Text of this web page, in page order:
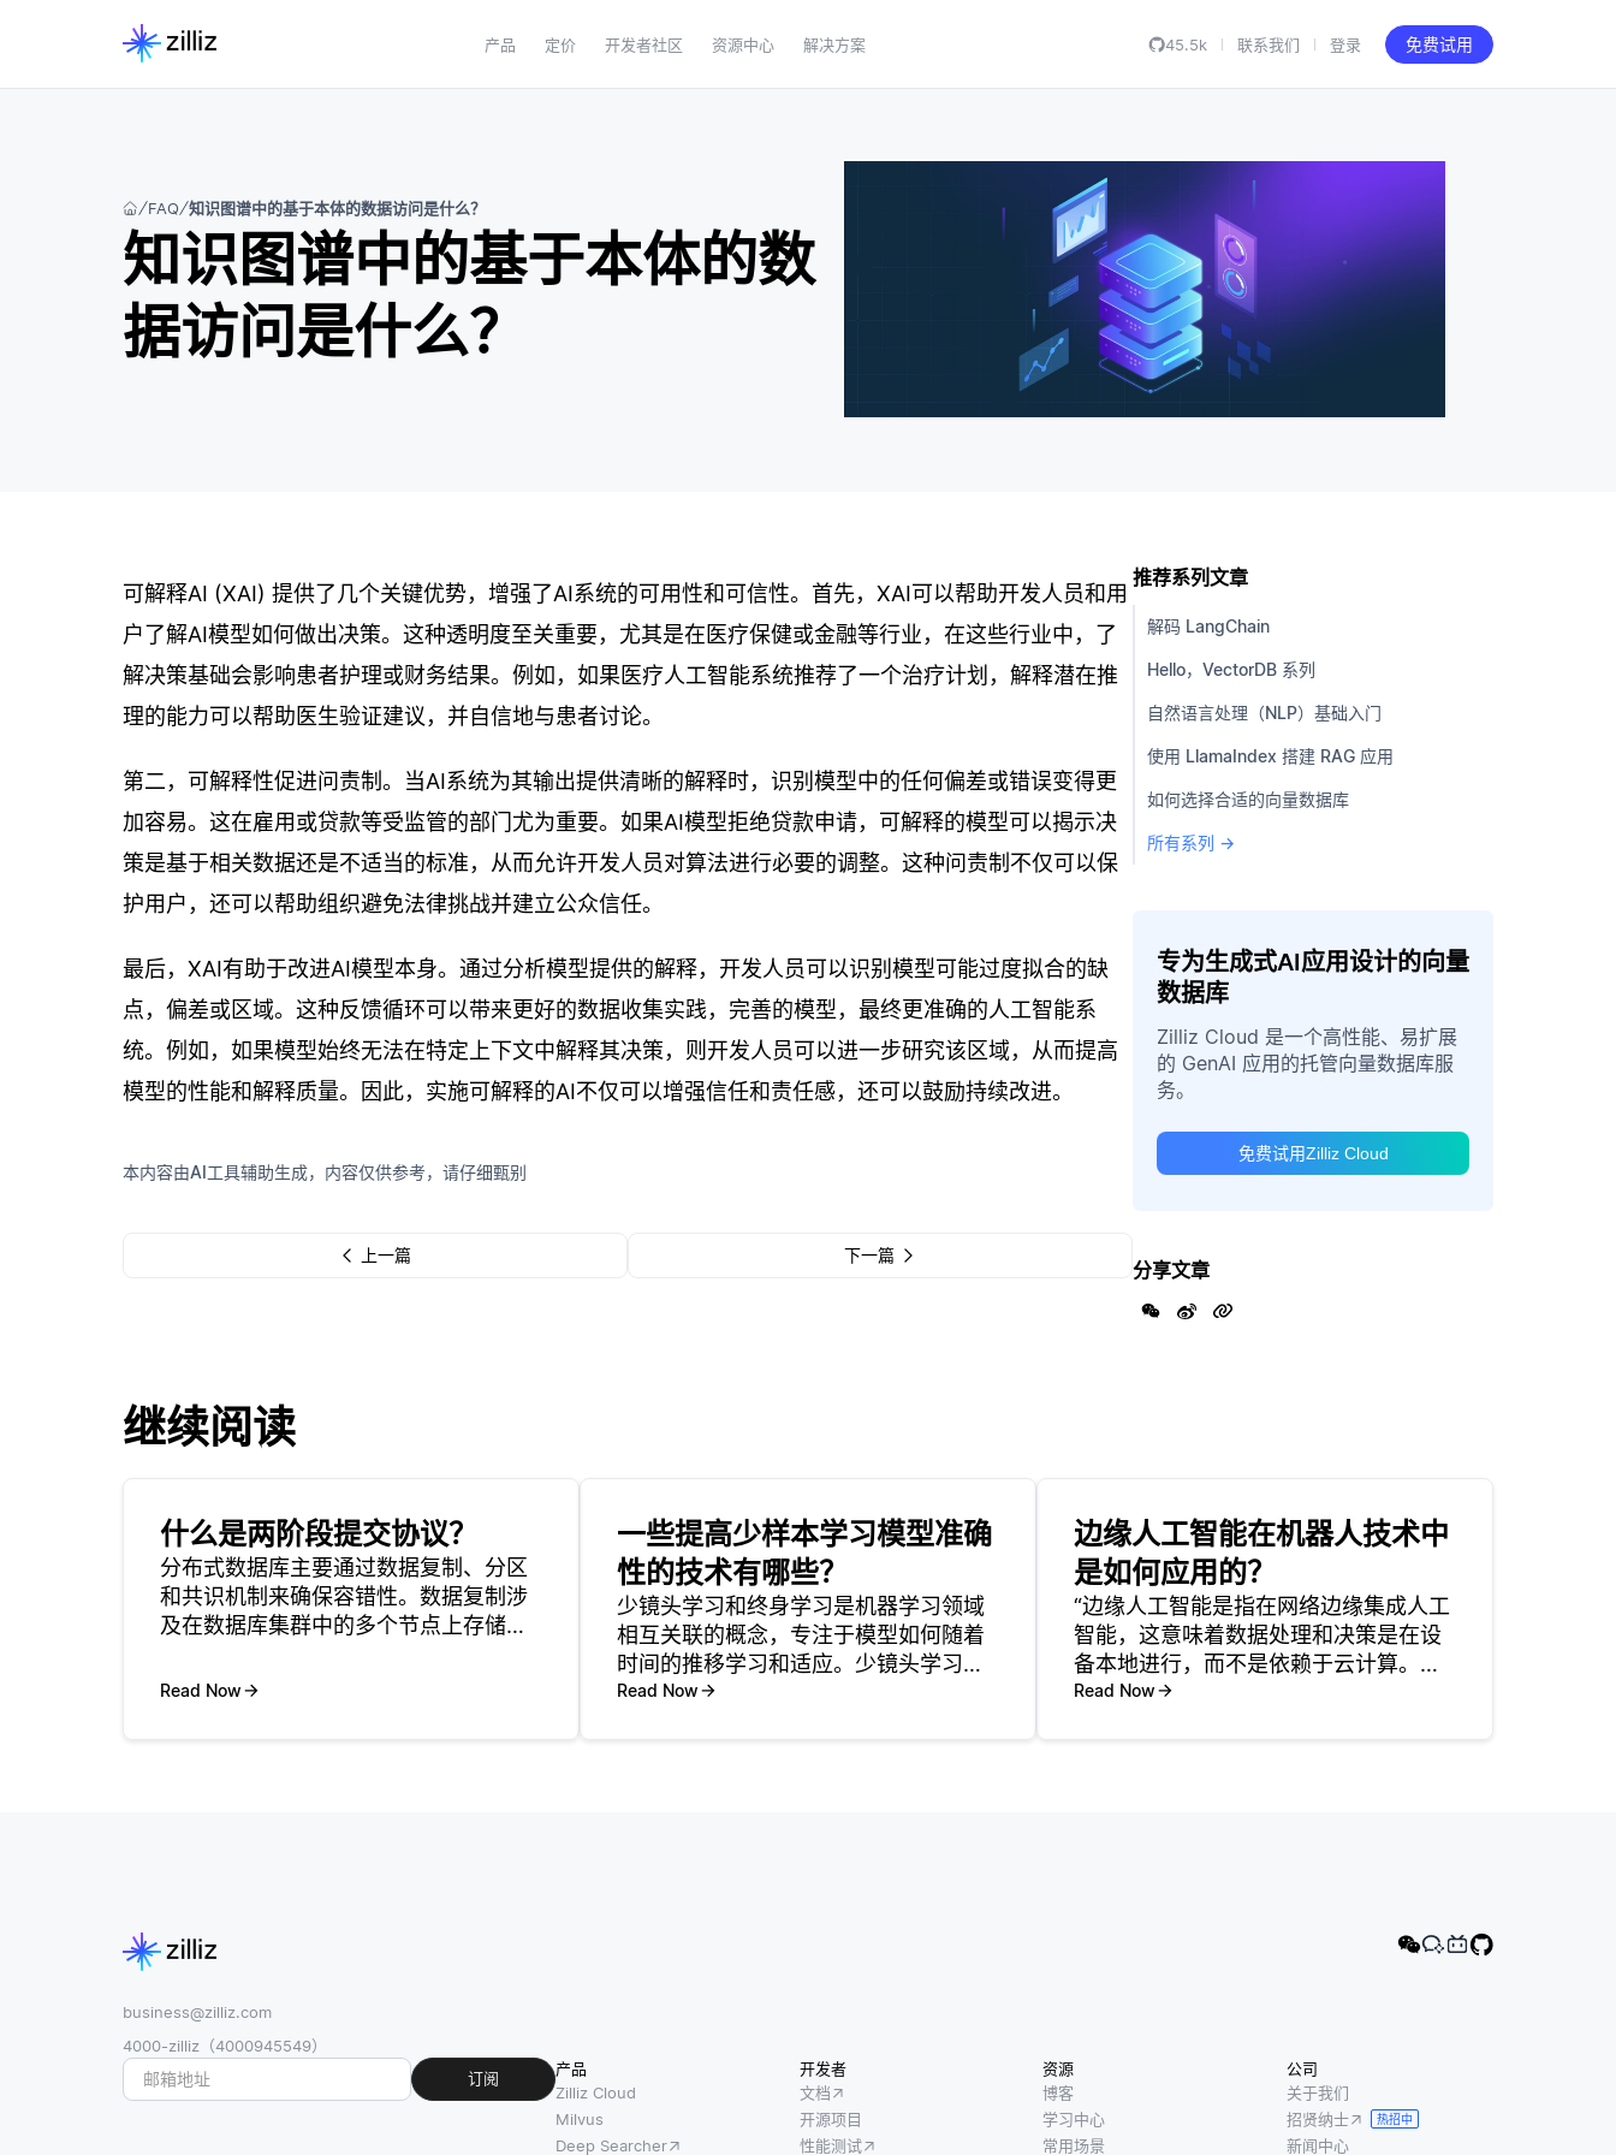
产品 定价 开发者社区 资源中心 解决方案 45.5k 联系我们 登录 免费试用
FAQ 知识图谱中的基于本体的数据访问是什么？
知识图谱中的基于本体的数
据访问是什么？
可解释AI (XAI) 提供了几个关键优势，增强了AI系统的可用性和可信性。首先，XAI可以帮助开发人员和用
户了解AI模型如何做出决策。这种透明度至关重要，尤其是在医疗保健或金融等行业，在这些行业中，了
解决策基础会影响患者护理或财务结果。例如，如果医疗人工智能系统推荐了一个治疗计划，解释潜在推
理的能力可以帮助医生验证建议，并自信地与患者讨论。
第二，可解释性促进问责制。当AI系统为其输出提供清晰的解释时，识别模型中的任何偏差或错误变得更
加容易。这在雇用或贷款等受监管的部门尤为重要。如果AI模型拒绝贷款申请，可解释的模型可以揭示决
策是基于相关数据还是不适当的标准，从而允许开发人员对算法进行必要的调整。这种问责制不仅可以保
护用户，还可以帮助组织避免法律挑战并建立公众信任。
最后，XAI有助于改进AI模型本身。通过分析模型提供的解释，开发人员可以识别模型可能过度拟合的缺
点，偏差或区域。这种反馈循环可以带来更好的数据收集实践，完善的模型，最终更准确的人工智能系
统。例如，如果模型始终无法在特定上下文中解释其决策，则开发人员可以进一步研究该区域，从而提高
模型的性能和解释质量。因此，实施可解释的AI不仅可以增强信任和责任感，还可以鼓励持续改进。
本内容由AI工具辅助生成，内容仅供参考，请仔细甄别
上一篇 下一篇
推荐系列文章
解码 LangChain
Hello，VectorDB 系列
自然语言处理（NLP）基础入门
使用 LlamaIndex 搭建 RAG 应用
如何选择合适的向量数据库
所有系列 →
专为生成式AI应用设计的向量
数据库
Zilliz Cloud 是一个高性能、易扩展
的 GenAI 应用的托管向量数据库服
务。
免费试用Zilliz Cloud
分享文章
继续阅读
什么是两阶段提交协议？
分布式数据库主要通过数据复制、分区
和共识机制来确保容错性。数据复制涉
及在数据库集群中的多个节点上存储数
障，包含相同数据的其他节点可以继续
Read Now
一些提高少样本学习模型准确
性的技术有哪些？
少镜头学习和终身学习是机器学习领域
相互关联的概念，专注于模型如何随着
时间的推移学习和适应。少镜头学习是
指机器学习模型在仅在有限数量的实例
Read Now
边缘人工智能在机器人技术中
是如何应用的？
“边缘人工智能是指在网络边缘集成人工
智能，这意味着数据处理和决策是在设
备本地进行，而不是依赖于云计算。在
机器人技术中，这种方法通过允许机器
Read Now
business@zilliz.com
4000-zilliz（4000945549）
订阅
产品
Zilliz Cloud
Milvus
Deep Searcher
开发者
文档
开源项目
性能测试
资源
博客
学习中心
常用场景
公司
关于我们
招贤纳士
热招中
新闻中心